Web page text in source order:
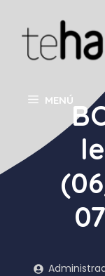
contenido
MENÚ